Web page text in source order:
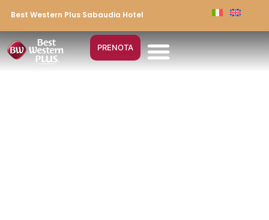
Best Western Plus Sabaudia Hotel
PRENOTA